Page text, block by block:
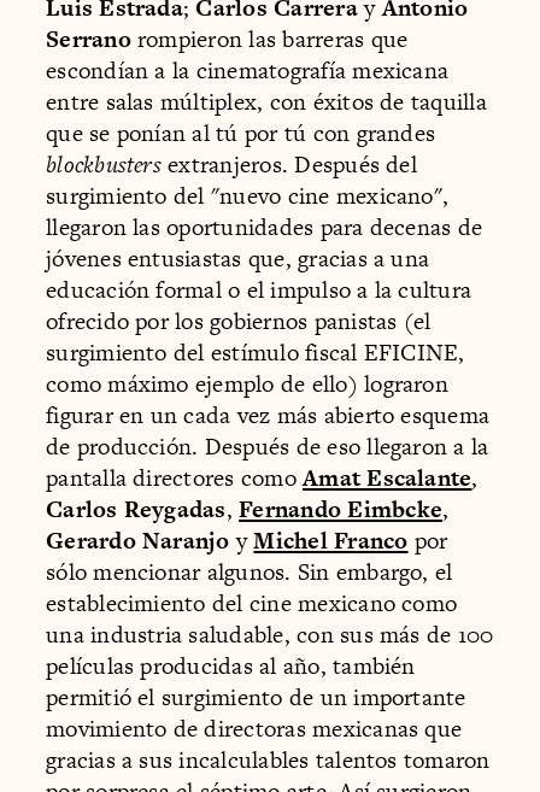
Luis Estrada;Carlos CarrerayAntonio
Serranorompieron las barreras que
escondían a la cinematografía mexicana
entre salas múltiplex, con éxitos de taquilla
que se ponían al tú por tú con grandes
blockbustersextranjeros. Después del
surgimiento del "nuevo cine mexicano",
llegaron las oportunidades para decenas de
jóvenes entusiastas que, gracias a una
educación formal o el impulso a la cultura
ofrecido por los gobiernos panistas (el
surgimiento del estímulo fiscal EFICINE,
como máximo ejemplo de ello) lograron
figurar en un cada vez más abierto esquema
de producción. Después de eso llegaron a la
pantalla directores comoAmat Escalante,
Carlos Reygadas,Fernando Eimbcke,
Gerardo NaranjoyMichel Franco por
sólo mencionar algunos. Sin embargo, el
establecimiento del cine mexicano como
una industria saludable, con sus más de 100
películas producidas al año, también
permitió el surgimiento de un importante
movimiento de directoras mexicanas que
gracias a sus incalculables talentos tomaron